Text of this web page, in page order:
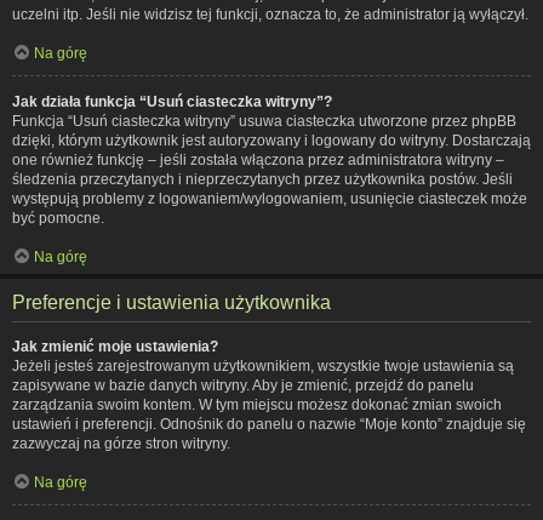
uczelni itp. Jeśli nie widzisz tej funkcji, oznacza to, że administrator ją wyłączył.
Na górę
Jak działa funkcja “Usuń ciasteczka witryny”?
Funkcja “Usuń ciasteczka witryny” usuwa ciasteczka utworzone przez phpBB
dzięki, którym użytkownik jest autoryzowany i logowany do witryny. Dostarczają
one również funkcję – jeśli została włączona przez administratora witryny –
śledzenia przeczytanych i nieprzeczytanych przez użytkownika postów. Jeśli
występują problemy z logowaniem/wylogowaniem, usunięcie ciasteczek może
być pomocne.
Na górę
Preferencje i ustawienia użytkownika
Jak zmienić moje ustawienia?
Jeżeli jesteś zarejestrowanym użytkownikiem, wszystkie twoje ustawienia są
zapisywane w bazie danych witryny. Aby je zmienić, przejdź do panelu
zarządzania swoim kontem. W tym miejscu możesz dokonać zmian swoich
ustawień i preferencji. Odnośnik do panelu o nazwie “Moje konto” znajduje się
zazwyczaj na górze stron witryny.
Na górę